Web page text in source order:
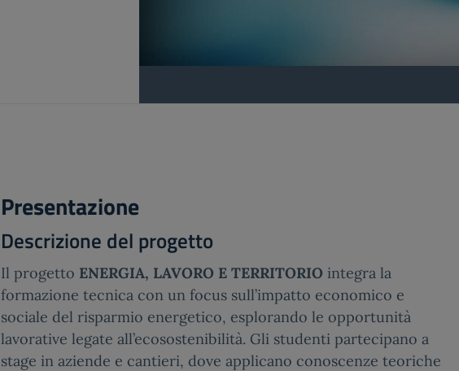
Presentazione
Descrizione del progetto
Il progetto ENERGIA, LAVORO E TERRITORIO integra la
formazione tecnica con un focus sull’impatto economico e
sociale del risparmio energetico, esplorando le opportunità
lavorative legate all’ecosostenibilità. Gli studenti partecipano a
stage in aziende e cantieri, dove applicano conoscenze teoriche